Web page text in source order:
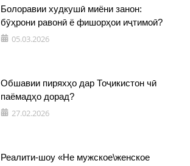
Болоравии худкушӣ миёни занон:
бӯҳрони равонӣ ё фишорҳои иҷтимоӣ?
05.03.2026
Обшавии пиряхҳо дар Тоҷикистон чӣ
паёмадҳо дорад?
27.02.2026
Реалити-шоу «Не мужское\женское